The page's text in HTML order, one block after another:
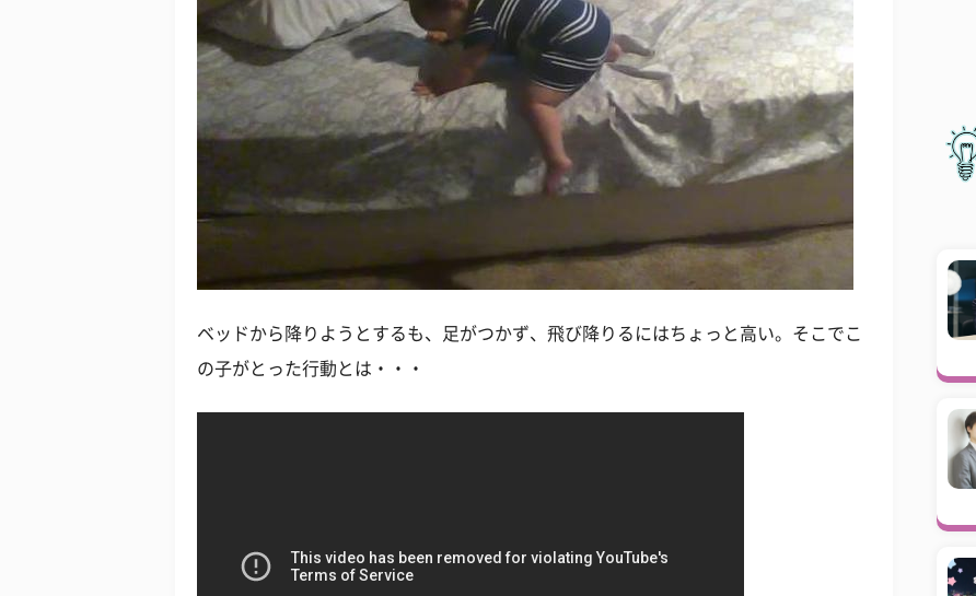
ベッドから降りようとするも、足がつかず、飛び降りるにはちょっと高い。そこでこ
の子がとった行動とは・・・